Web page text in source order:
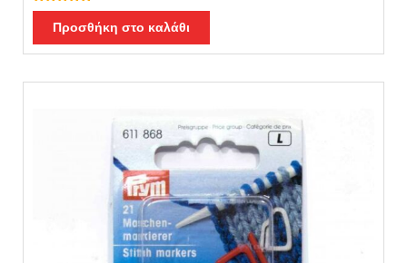
Βαθμολογή
θηκε με5.00
από 5Προσθήκη στο καλάθι